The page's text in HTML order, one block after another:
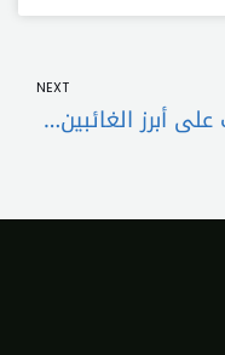
NEXT
تعرف على أبرز الغائبين عن ترشيحات الأوسكار